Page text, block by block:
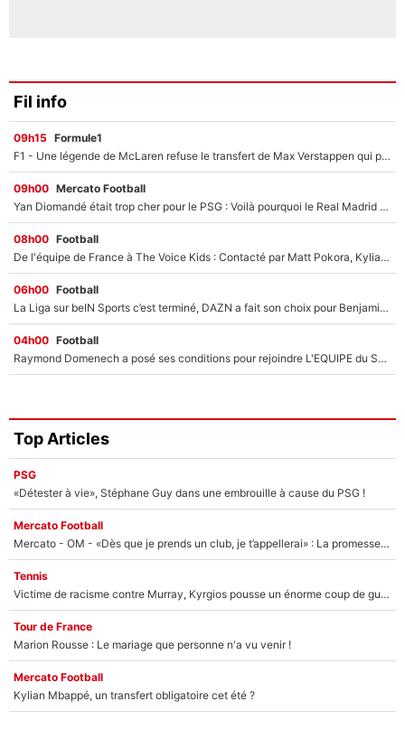
Fil info
09h15 Formule1
F1 - Une légende de McLaren refuse le transfert de Max Verstappen qui pourrait «faire des vagues» et plomber l'ambiance dans l'équipe
09h00 Mercato Football
Yan Diomandé était trop cher pour le PSG : Voilà pourquoi le Real Madrid a accepté de payer la somme record de 140M€ pour boucler son transfert !
08h00 Football
De l'équipe de France à The Voice Kids : Contacté par Matt Pokora, Kylian Mbappé a accepté de jouer un rôle inédit sur TF1 !
06h00 Football
La Liga sur beIN Sports c’est terminé, DAZN a fait son choix pour Benjamin Da Silva et Omar Da Fonseca !
04h00 Football
Raymond Domenech a posé ses conditions pour rejoindre L'EQUIPE du Soir : Il refuse de faire l'émission avec un autre chroniqueur !
Top Articles
PSG
«Détester à vie», Stéphane Guy dans une embrouille à cause du PSG !
Mercato Football
Mercato - OM - «Dès que je prends un club, je t’appellerai» : La promesse de Marcelino au moment de claquer la porte
Tennis
Victime de racisme contre Murray, Kyrgios pousse un énorme coup de gueule !
Tour de France
Marion Rousse : Le mariage que personne n'a vu venir !
Mercato Football
Kylian Mbappé, un transfert obligatoire cet été ?